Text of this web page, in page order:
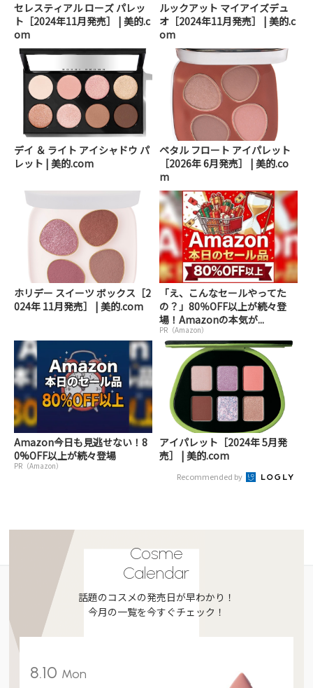
セレスティアル ローズ パレッ
ト［2024年11月発売］ | 美的.c
om
ルックアット マイアイズデュ
オ［2024年11月発売］ | 美的.c
om
デイ ＆ ライト アイシャドウ パ
レット | 美的.com
ペタル フロート アイパレット
［2026年 6月発売］ | 美的.co
m
ホリデー スイーツ ボックス［2
024年 11月発売］ | 美的.com
「え、こんなセールやってた
の？」80％OFF以上が続々登
場！Amazonの本気が...
PR（Amazon）
Amazon今日も見逃せない！8
0%OFF以上が続々登場
PR（Amazon）
アイパレット［2024年 5月発
売］ | 美的.com
Recommended by
Cosme
Calendar
話題のコスメの発売日が早わかり！
今月の一覧を今すぐチェック！
8.10 Mon